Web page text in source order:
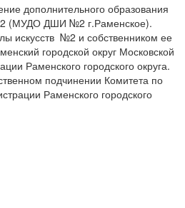
дополнительного образования
(МУДО ДШИ №2 г.Раменское).
искусств №2 и собственником ее
городской округ Московской
Раменского городского округа.
подчинении Комитета по
Раменского городского